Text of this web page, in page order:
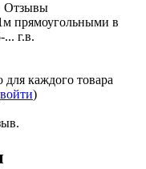
Отзывы
прямоугольными в
г.в.
для каждого товара
войти)